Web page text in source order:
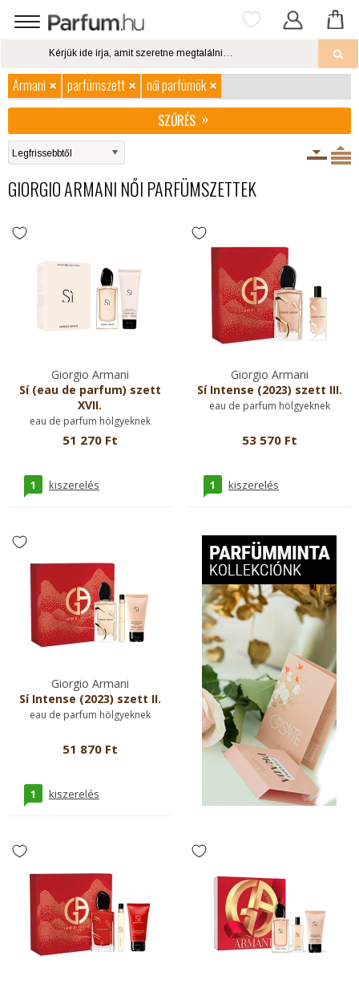
Armani parfümszett
női parfümök
SZŰRÉS
GIORGIO ARMANI NŐI PARFÜMSZETTEK
Giorgio Armani
Sí (eau de parfum) szett
XVII.
eau de parfum hölgyeknek
51 270 Ft
1 kiszerelés
Giorgio Armani
Sí Intense (2023) szett III.
eau de parfum hölgyeknek
53 570 Ft
1 kiszerelés
Giorgio Armani
Sí Intense (2023) szett II.
eau de parfum hölgyeknek
51 870 Ft
1 kiszerelés